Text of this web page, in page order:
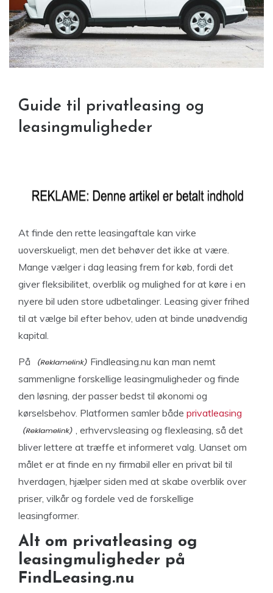
Guide til privatleasing og
leasingmuligheder
At finde den rette leasingaftale kan virke
uoverskueligt, men det behøver det ikke at være.
Mange vælger i dag leasing frem for køb, fordi det
giver fleksibilitet, overblik og mulighed for at køre i en
nyere bil uden store udbetalinger. Leasing giver frihed
til at vælge bil efter behov, uden at binde unødvendig
kapital.
På
Findleasing.nu kan man nemt
sammenligne forskellige leasingmuligheder og finde
den løsning, der passer bedst til økonomi og
kørselsbehov. Platformen samler både privatleasing
, erhvervsleasing og flexleasing, så det
bliver lettere at træffe et informeret valg. Uanset om
målet er at finde en ny firmabil eller en privat bil til
hverdagen, hjælper siden med at skabe overblik over
priser, vilkår og fordele ved de forskellige
leasingformer.
Alt om privatleasing og
leasingmuligheder på
FindLeasing.nu